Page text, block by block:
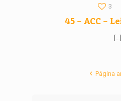
3
45 – ACC –
[…]
Página